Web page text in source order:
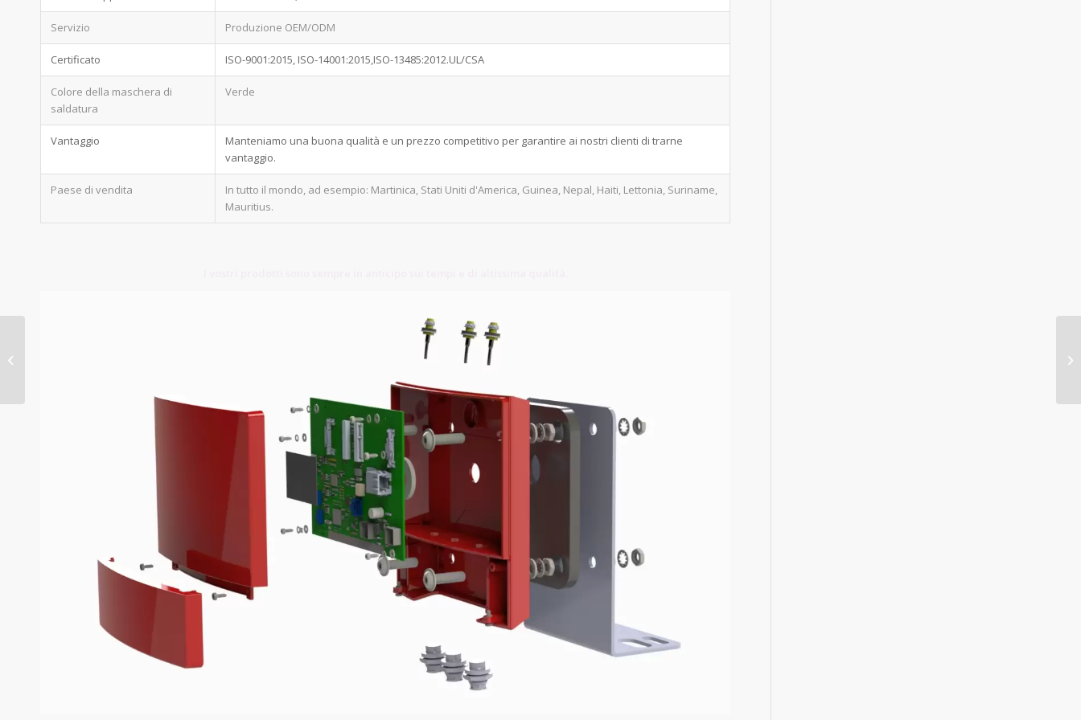
Servizio Produzione OEM/ODM
Certificato ISO-9001:2015, ISO-14001:2015,ISO-13485:2012.UL/CSA
Colore della maschera di
saldatura
Verde
Vantaggio
Manteniamo una buona qualità e un prezzo competitivo per garantire ai nostri clienti di trarne
vantaggio.
Paese di vendita
In tutto il mondo, ad esempio: Martinica, Stati Uniti d'America, Guinea, Nepal, Haiti, Lettonia, Suriname,
Mauritius.